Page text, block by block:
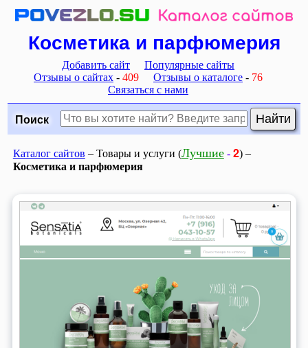
Косметика и парфюмерия
Добавить сайт
Популярные сайты
Отзывы о сайтах - 409 Отзывы о каталоге - 76
Связаться с нами
Поиск
Каталог сайтов – Товары и услуги (Лучшие - 2) –
Косметика и парфюмерия